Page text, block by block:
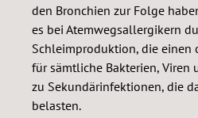
den Bronchien zur Folge
es bei Atemwegsallergikern
Schleimproduktion, die einen
für sämtliche Bakterien, Viren
zu Sekundärinfektionen, die
belasten.